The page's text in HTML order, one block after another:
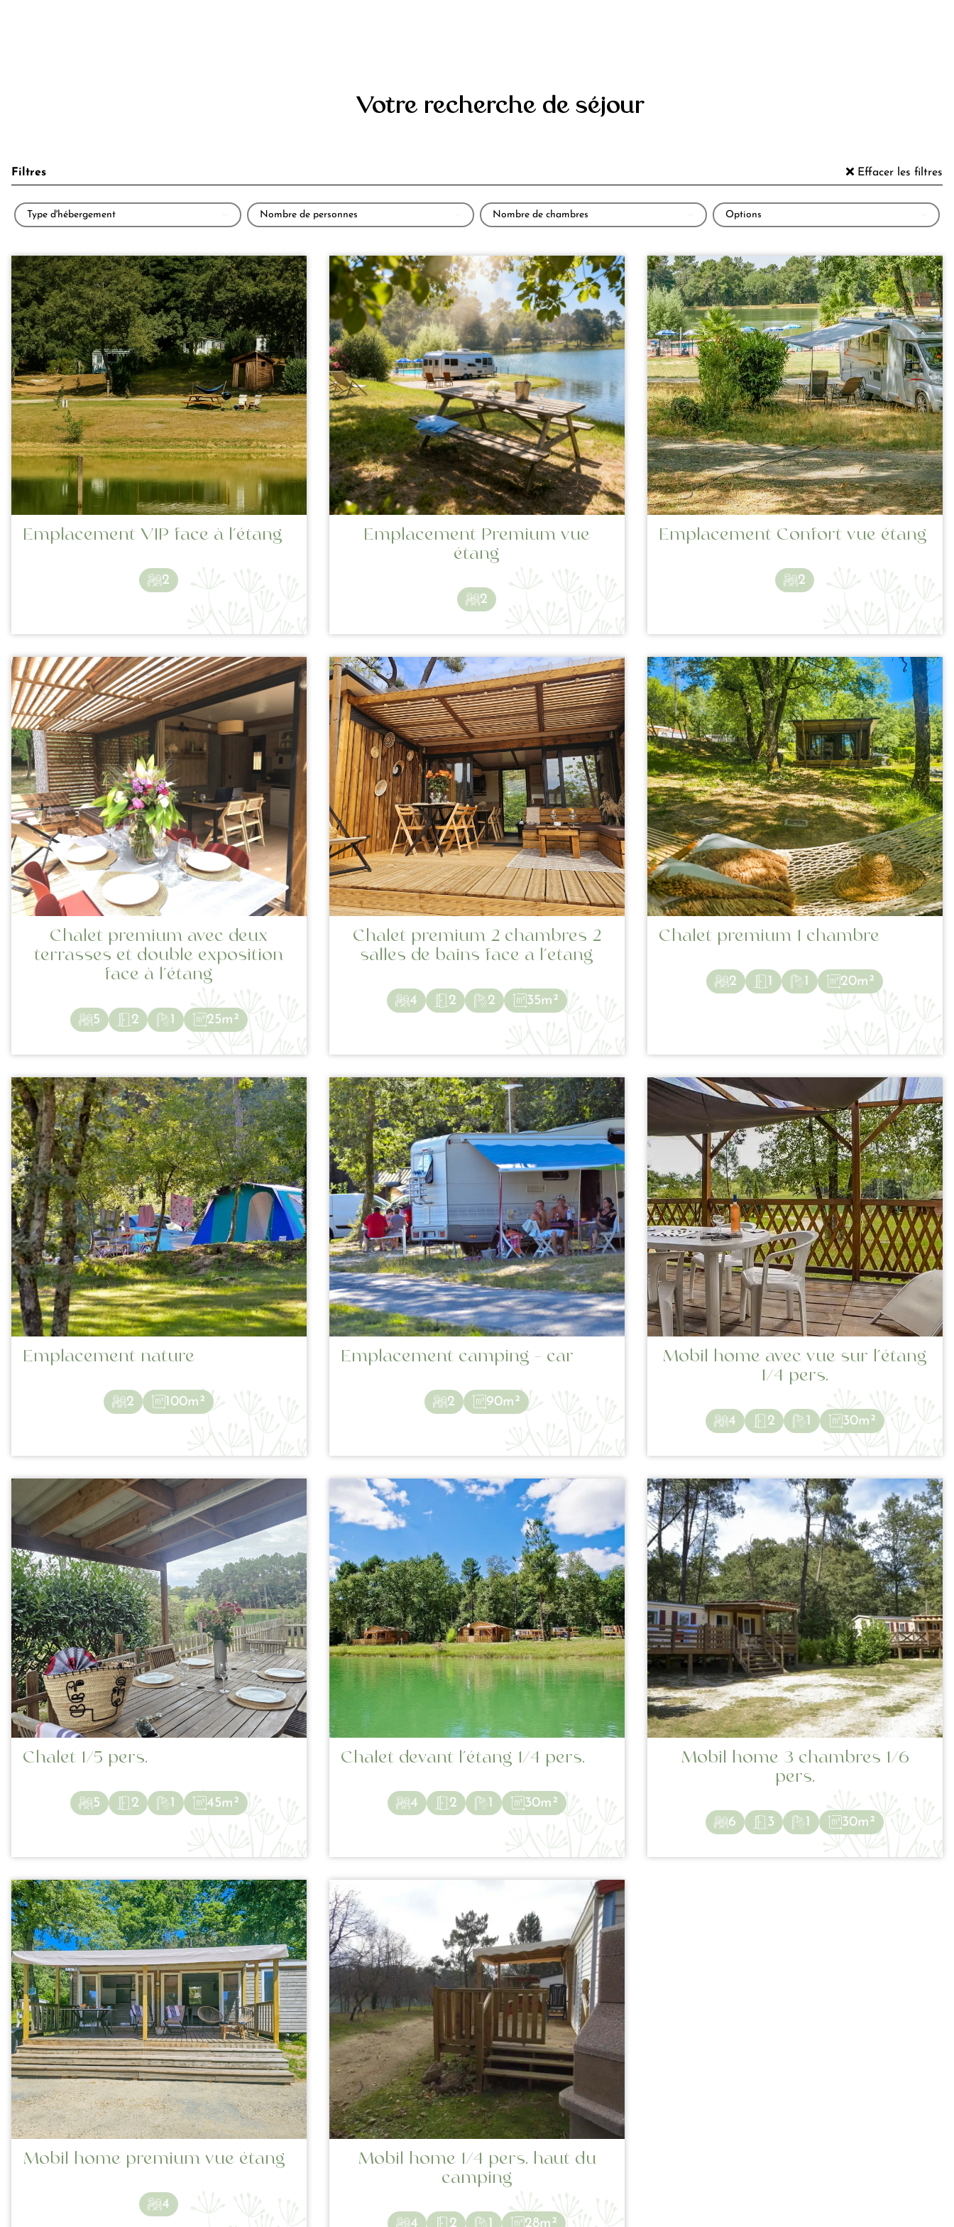
Votre recherche de séjour
Filtres Effacer les filtres
Type d'hébergement Nombre de personnes Nombre de chambres Options
Emplacement VIP face à l’étang
2
Emplacement Premium vue
étang
2
Emplacement Confort vue étang
2
Chalet premium avec deux
terrasses et double exposition
face à l’étang
5 2 1 25m²
Chalet premium 2 chambres 2
salles de bains face a l’etang
4 2 2 35m²
Chalet premium 1 chambre
2 1 1 20m²
Emplacement nature
2 100m²
Emplacement camping – car
2 90m²
Mobil home avec vue sur l’étang
1/4 pers.
4 2 1 30m²
Chalet 1/5 pers.
5 2 1 45m²
Chalet devant l’étang 1/4 pers.
4 2 1 30m²
Mobil home 3 chambres 1/6
pers.
6 3 1 30m²
Mobil home premium vue étang
4
Mobil home 1/4 pers. haut du
camping
4 2 1 28m²